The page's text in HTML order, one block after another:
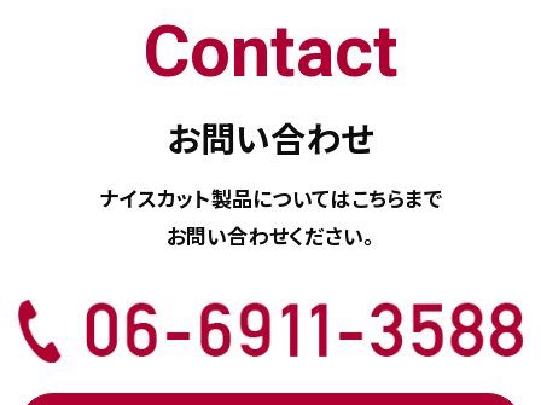
Contact
お問い合わせ
ナイスカット製品についてはこちらまで
お問い合わせください。